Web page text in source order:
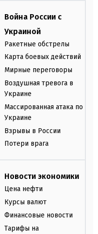
Война России с
Украиной
Ракетные обстрелы
Карта боевых действий
Мирные переговоры
Воздушная тревога в
Украине
Массированная атака по
Украине
Взрывы в России
Потери врага
Новости экономики
Цена нефти
Курсы валют
Финансовые новости
Тарифы на